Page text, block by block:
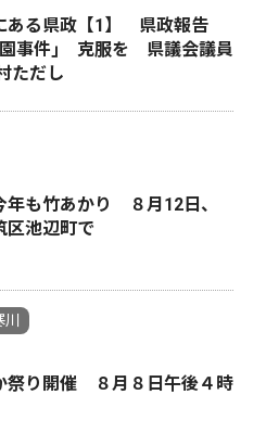
ある県政【1】 県政報告
園事件｣ 克服を 県議会議員
ただし
年も竹あかり ８月12日、
区池辺町で
祭り開催 ８月８日午後４時